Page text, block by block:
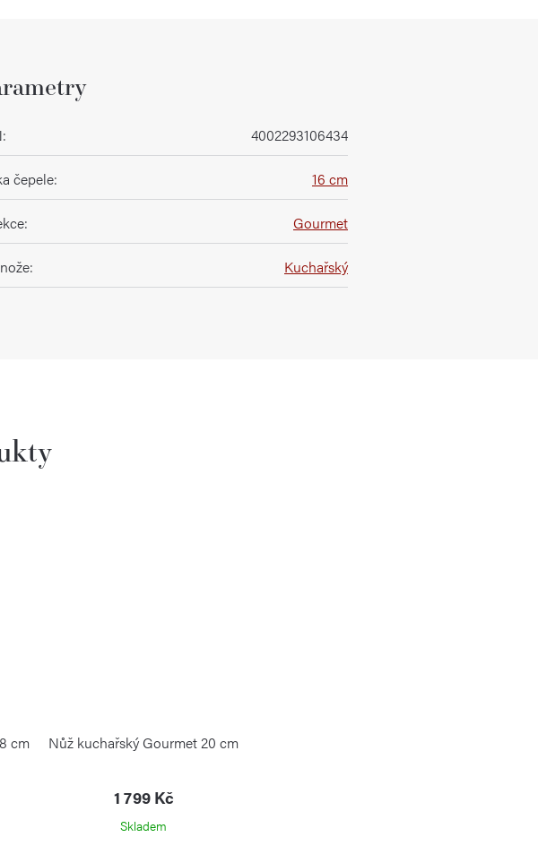
: 4002293106434
čepele: 16 cm
: Gourmet
: Kuchařský
cm Nůž kuchařský Gourmet 20 cm
1 799 Kč
Skladem